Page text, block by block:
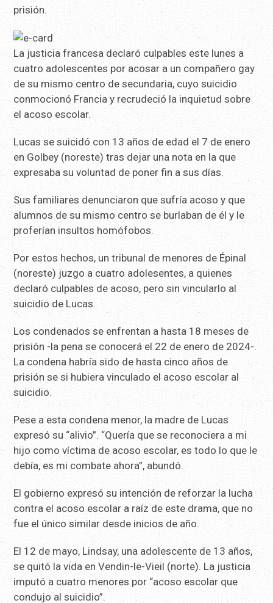
prisión.
La justicia francesa declaró culpables este lunes a
cuatro adolescentes por acosar a un compañero gay
de su mismo centro de secundaria, cuyo suicidio
conmocionó Francia y recrudeció la inquietud sobre
el acoso escolar.
Lucas se suicidó con 13 años de edad el 7 de enero
en Golbey (noreste) tras dejar una nota en la que
expresaba su voluntad de poner fin a sus días.
Sus familiares denunciaron que sufría acoso y que
alumnos de su mismo centro se burlaban de él y le
proferían insultos homófobos.
Por estos hechos, un tribunal de menores de Épinal
(noreste) juzgo a cuatro adolesentes, a quienes
declaró culpables de acoso, pero sin vincularlo al
suicidio de Lucas.
Los condenados se enfrentan a hasta 18 meses de
prisión -la pena se conocerá el 22 de enero de 2024-.
La condena habría sido de hasta cinco años de
prisión se si hubiera vinculado el acoso escolar al
suicidio.
Pese a esta condena menor, la madre de Lucas
expresó su “alivio”. “Quería que se reconociera a mi
hijo como víctima de acoso escolar, es todo lo que le
debía, es mi combate ahora”, abundó.
El gobierno expresó su intención de reforzar la lucha
contra el acoso escolar a raíz de este drama, que no
fue el único similar desde inicios de año.
El 12 de mayo, Lindsay, una adolescente de 13 años,
se quitó la vida en Vendin-le-Vieil (norte). La justicia
imputó a cuatro menores por “acoso escolar que
condujo al suicidio”.